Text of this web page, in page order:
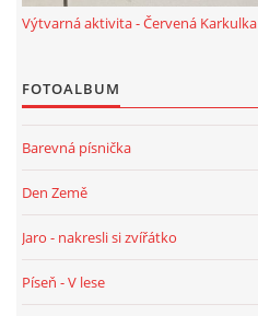
UČITELSKÁ SEBEREFLEXE
Výtvarná aktivita - Červená Karkulka
FOTOALBUM
Barevná písnička
Den Země
Jaro - nakresli si zvířátko
Píseň - V lese